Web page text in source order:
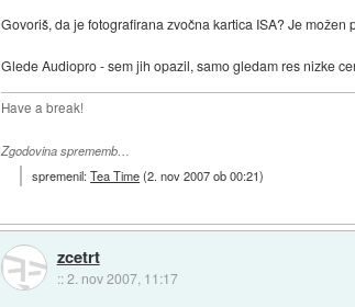
Govoriš, da je fotografirana zvočna kartica ISA? Je možen
Glede Audiopro - sem jih opazil, samo gledam res nizke
Have a break!
Zgodovina sprememb…
spremenil:Tea Time(2. nov 2007 ob 00:21)
zcetrt
::2. nov 2007, 11:17